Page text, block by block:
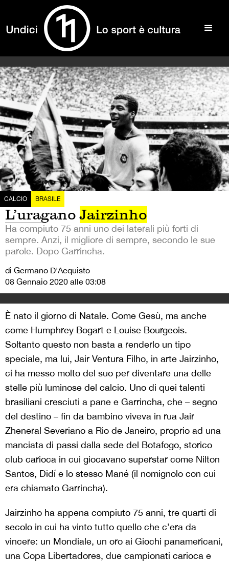
CALCIO BRASILE
L’uraganoJairzinho
Ha compiuto 75 anni uno dei laterali più forti di
sempre. Anzi, il migliore di sempre, secondo le sue
parole. Dopo Garrincha.
di Germano D'Acquisto
08 Gennaio 2020 alle 03:08
È nato il giorno di Natale. Come Gesù, ma anche
come Humphrey Bogart e Louise Bourgeois.
Soltanto questo non basta a renderlo un tipo
speciale, ma lui, Jair Ventura Filho, in arte Jairzinho,
ci ha messo molto del suo per diventare una delle
stelle più luminose del calcio. Uno di quei talenti
brasiliani cresciuti a pane e Garrincha, che – segno
del destino – fin da bambino viveva in rua Jair
Zheneral Severiano a Rio de Janeiro, proprio ad una
manciata di passi dalla sede del Botafogo, storico
club carioca in cui giocavano superstar come Nilton
Santos, Didí e lo stesso Mané (il nomignolo con cui
era chiamato Garrincha).
Jairzinho ha appena compiuto 75 anni, tre quarti di
secolo in cui ha vinto tutto quello che c’era da
vincere: un Mondiale, un oro ai Giochi panamericani,
una Copa Libertadores, due campionati carioca e